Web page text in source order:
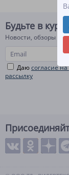
Будьте в
Новости, обзоры и
Даюсогласие
рассылку